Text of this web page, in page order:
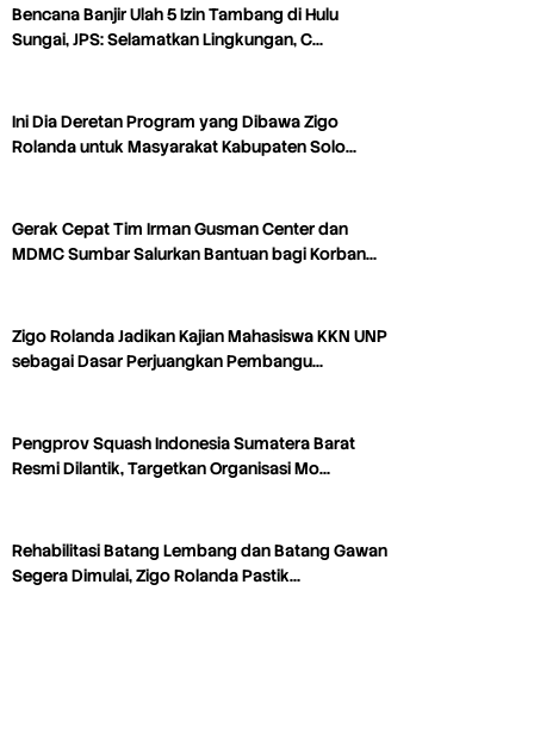
Bencana Banjir Ulah 5 Izin Tambang di Hulu
Sungai, JPS: Selamatkan Lingkungan, C…
Ini Dia Deretan Program yang Dibawa Zigo
Rolanda untuk Masyarakat Kabupaten Solo…
Gerak Cepat Tim Irman Gusman Center dan
MDMC Sumbar Salurkan Bantuan bagi Korban…
Zigo Rolanda Jadikan Kajian Mahasiswa KKN UNP
sebagai Dasar Perjuangkan Pembangu…
Pengprov Squash Indonesia Sumatera Barat
Resmi Dilantik, Targetkan Organisasi Mo…
Rehabilitasi Batang Lembang dan Batang Gawan
Segera Dimulai, Zigo Rolanda Pastik…